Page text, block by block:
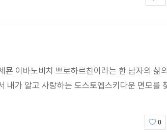
묜 이바노비치 쁘로하르친이라는 한 남자의 삶
내가 알고 사랑하는 도스토옙스키다운 면모를
0